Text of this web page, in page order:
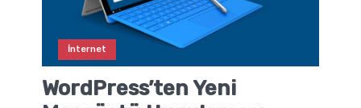
İnternet
WordPress’ten Yeni